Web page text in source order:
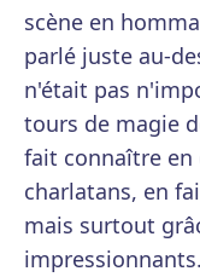
scène en
parlé juste au-
n'était pas
tours de magie
fait connaître en
charlatans, en
mais surtout